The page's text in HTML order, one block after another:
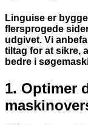
Linguise er
flersprogede
udgivet. Vi
tiltag for at sikre,
bedre i
1. Optimer